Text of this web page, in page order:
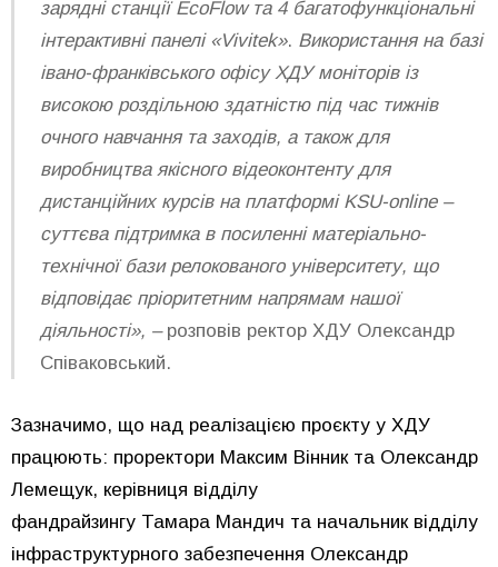
зарядні станції EcoFlow та 4 багатофункціональні
інтерактивні панелі «Vivitek». Використання на базі
івано-франківського офісу ХДУ моніторів із
високою роздільною здатністю під час тижнів
очного навчання та заходів, а також для
виробництва якісного відеоконтенту для
дистанційних курсів на платформі KSU-online –
суттєва підтримка в посиленні матеріально-
технічної бази релокованого університету, що
відповідає пріоритетним напрямам нашої
діяльності», – розповів ректор ХДУ Олександр
Співаковський.
Зазначимо, що над реалізацією проєкту у ХДУ
працюють: проректори Максим Вінникта Олександр
Лемещук, керівниця відділу
фандрайзингу Тамара Мандич та начальник відділу
інфраструктурного забезпечення Олександр